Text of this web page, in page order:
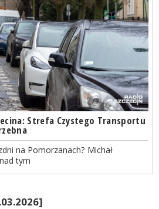
Strefa Czystego Transportu
na Pomorzanach? Michał
tym